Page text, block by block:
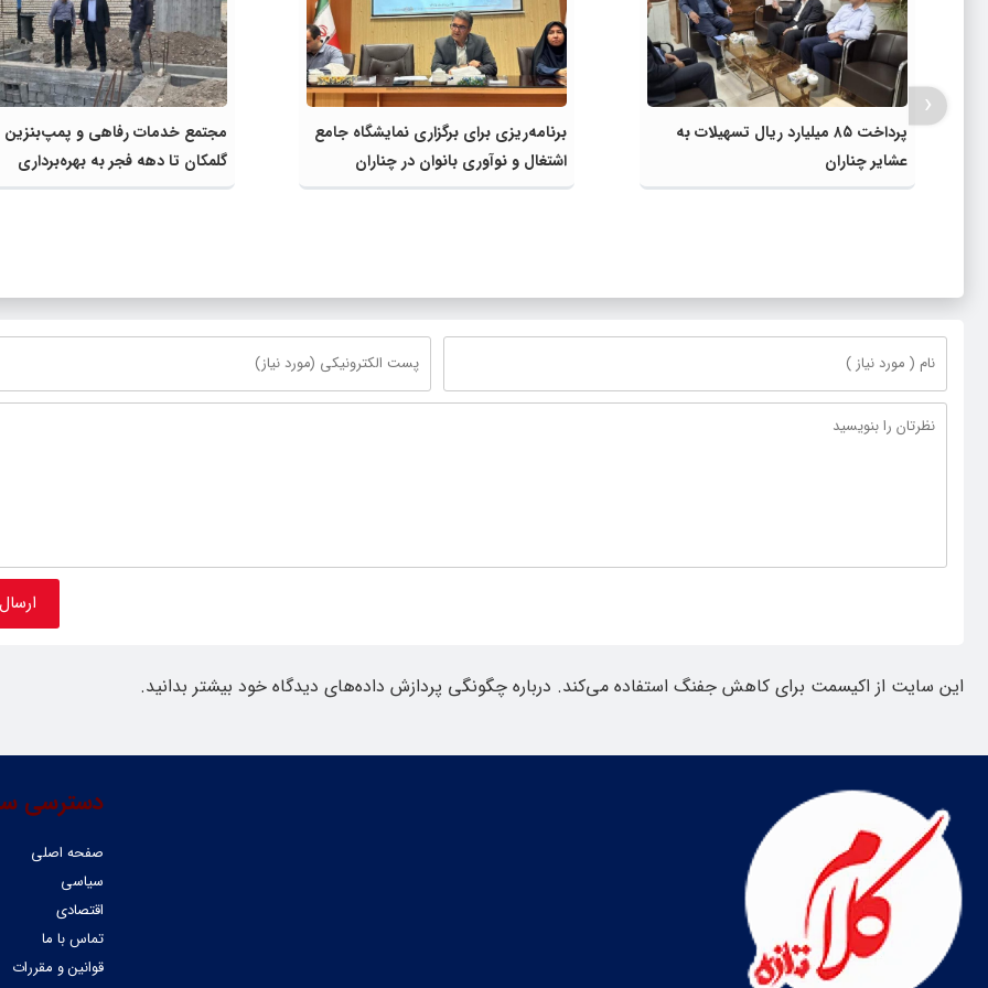
پرداخت ۸۵ میلیارد ریال تسهیلات به
عشایر چناران
برنامه‌ریزی برای برگزاری نمایشگاه جامع
اشتغال و نوآوری بانوان در چناران
مجتمع خدمات رفاهی و پمپ‌بنزین
گلمکان تا دهه فجر به بهره‌برداری
می‌رسد
‹
این سایت از اکیسمت برای کاهش جفنگ استفاده می‌کند. درباره چگونگی پردازش داده‌های دیدگاه خود بیشتر بدانید.
دسترسی
صفحه اصلی
سیاسی
اقتصادی
تماس با ما
قوانین و مقررات